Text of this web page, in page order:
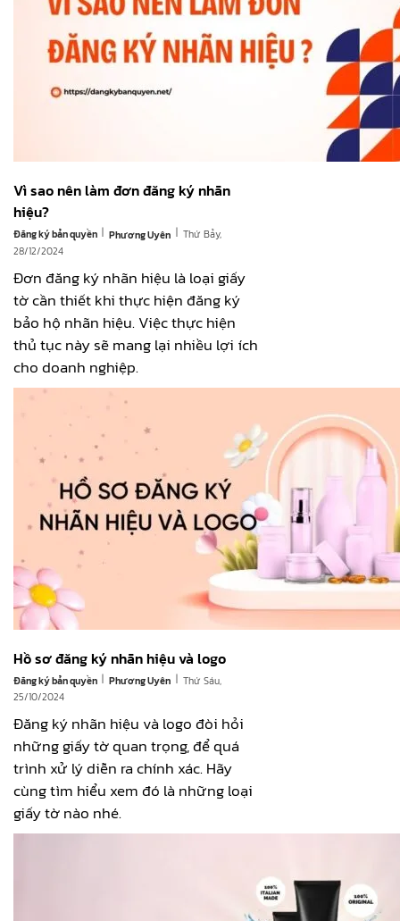
Vì sao nên làm đơn đăng ký nhãn
hiệu?
Đăng ký bản quyền | Phương Uyên | Thứ Bảy,
28/12/2024
Đơn đăng ký nhãn hiệu là loại giấy
tờ cần thiết khi thực hiện đăng ký
bảo hộ nhãn hiệu. Việc thực hiện
thủ tục này sẽ mang lại nhiều lợi ích
cho doanh nghiệp.
Hồ sơ đăng ký nhãn hiệu và logo
Đăng ký bản quyền | Phương Uyên | Thứ Sáu,
25/10/2024
Đăng ký nhãn hiệu và logo đòi hỏi
những giấy tờ quan trọng, để quá
trình xử lý diễn ra chính xác. Hãy
cùng tìm hiểu xem đó là những loại
giấy tờ nào nhé.